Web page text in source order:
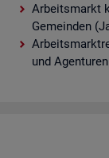
Arbeitsmarkt
Gemeinden
und